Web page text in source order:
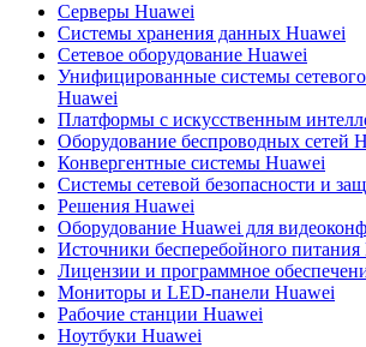
Серверы Huawei
Системы хранения данных Huawei
Сетевое оборудование Huawei
Унифицированные системы
Huawei
Платформы с искусственным
Оборудование беспроводных сетей
Конвергентные системы Huawei
Системы сетевой безопасности и
Решения Huawei
Оборудование Huawei для
Источники бесперебойного питания
Лицензии и программное
Мониторы и LED-панели Huawei
Рабочие станции Huawei
Ноутбуки Huawei